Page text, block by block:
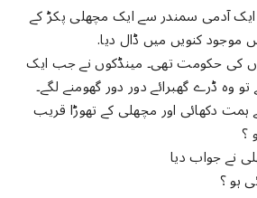
ایک آدمی سمندر سے ایک مچھلی پکڑ کے
موجود کنویں میں ڈال دیا.
کی حکومت تھی۔ مینڈکوں نے جب ایک
وہ ڈرے گھبرائے دور دور گھومنے لگے۔
دکھائی اور مچھلی کے تھوڑا قریب
؟
نے جواب دیا
ہو ؟